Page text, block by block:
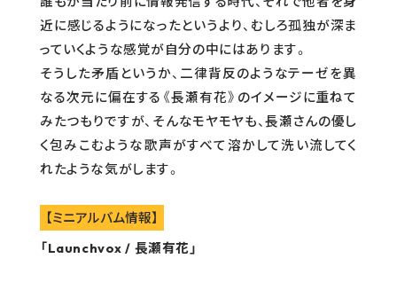
近に感じるようになったというより、むしろ孤独が深ま
っていくような感覚が自分の中にはあります。
そうした矛盾というか、二律背反のようなテーゼを異
なる次元に偏在する《長瀬有花》のイメージに重ねて
みたつもりですが、そんなモヤモヤも、長瀬さんの優し
く包みこむような歌声がすべて溶かして洗い流してく
れたような気がします。
【ミニアルバム情報】
「Launchvox / 長瀬有花」